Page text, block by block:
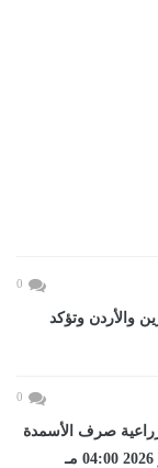
0
والأردن وتؤكد
0
صرف الأسمدة